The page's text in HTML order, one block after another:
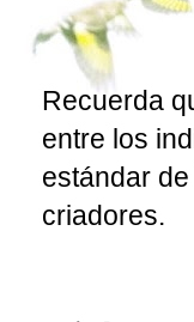
Recuerda
entre los
estándar
criadores.